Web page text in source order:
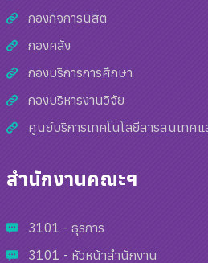
กองกิจการนิสิต
กองคลัง
กองบริการการศึกษา
กองบริหารงานวิจัย
ศูนย์บริการเทคโนโลยีสารสนเทศแ
สำนักงานคณะฯ
3101 - ธุรการ
3101 - หัวหน้าสำนักงาน